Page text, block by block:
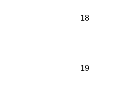
18
19